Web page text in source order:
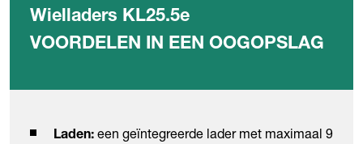
Wielladers KL25.5e
VOORDELEN IN EEN OOGOPSLAG
Laden: een geïntegreerde lader met maximaal 9